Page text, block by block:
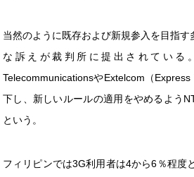
当然のように既存および新規参入を目指
な訴えが裁判所に提出されている
TelecommunicationsやExtelcom（
下し、新しいルールの適用をやめるよう
という。
フィリピンでは3G利用者は4から6％程度